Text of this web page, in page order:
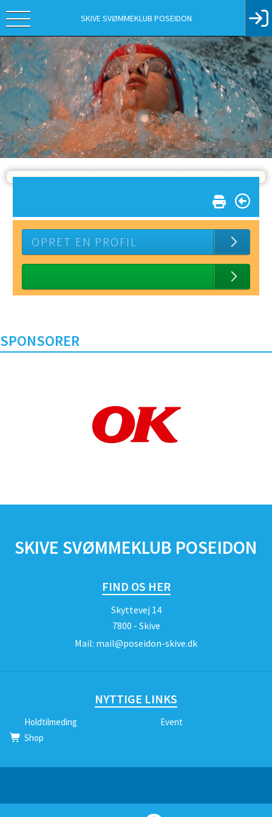
SKIVE SVØMMEKLUB POSEIDON
OPRET EN PROFIL
SPONSORER
SKIVE SVØMMEKLUB POSEIDON
FIND OS HER
Skyttevej 14
7800 - Skive
Mail: mail@poseidon-skive.dk
NYTTIGE LINKS
Holdtilmeding
Event
Shop